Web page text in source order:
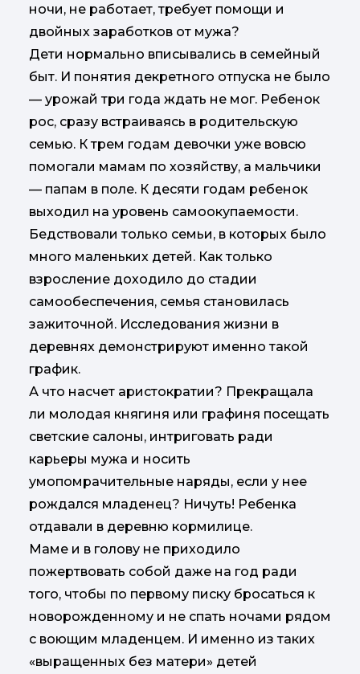
ночи, не работает, требует помощи и
двойных заработков от мужа?
Дети нормально вписывались в семейный
быт. И понятия декретного отпуска не было
— урожай три года ждать не мог. Ребенок
рос, сразу встраиваясь в родительскую
семью. К трем годам девочки уже вовсю
помогали мамам по хозяйству, а мальчики
— папам в поле. К десяти годам ребенок
выходил на уровень самоокупаемости.
Бедствовали только семьи, в которых было
много маленьких детей. Как только
взросление доходило до стадии
самообеспечения, семья становилась
зажиточной. Исследования жизни в
деревнях демонстрируют именно такой
график.
А что насчет аристократии? Прекращала
ли молодая княгиня или графиня посещать
светские салоны, интриговать ради
карьеры мужа и носить
умопомрачительные наряды, если у нее
рождался младенец? Ничуть! Ребенка
отдавали в деревню кормилице.
Маме и в голову не приходило
пожертвовать собой даже на год ради
того, чтобы по первому писку бросаться к
новорожденному и не спать ночами рядом
с воющим младенцем. И именно из таких
«выращенных без матери» детей